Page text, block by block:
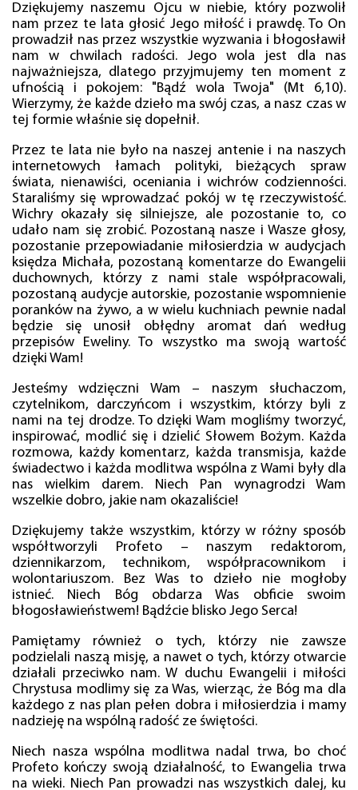
Dziękujemy naszemu Ojcu w niebie, który pozwolił
nam przez te lata głosić Jego miłość i prawdę. To On
prowadził nas przez wszystkie wyzwania i błogosławił
nam w chwilach radości. Jego wola jest dla nas
najważniejsza, dlatego przyjmujemy ten moment z
ufnością i pokojem: "Bądź wola Twoja" (Mt 6,10).
Wierzymy, że każde dzieło ma swój czas, a nasz czas w
tej formie właśnie się dopełnił.
Przez te lata nie było na naszej antenie i na naszych
internetowych łamach polityki, bieżących spraw
świata, nienawiści, oceniania i wichrów codzienności.
Staraliśmy się wprowadzać pokój w tę rzeczywistość.
Wichry okazały się silniejsze, ale pozostanie to, co
udało nam się zrobić. Pozostaną nasze i Wasze głosy,
pozostanie przepowiadanie miłosierdzia w audycjach
księdza Michała, pozostaną komentarze do Ewangelii
duchownych, którzy z nami stale współpracowali,
pozostaną audycje autorskie, pozostanie wspomnienie
poranków na żywo, a w wielu kuchniach pewnie nadal
będzie się unosił obłędny aromat dań według
przepisów Eweliny. To wszystko ma swoją wartość
dzięki Wam!
Jesteśmy wdzięczni Wam – naszym słuchaczom,
czytelnikom, darczyńcom i wszystkim, którzy byli z
nami na tej drodze. To dzięki Wam mogliśmy tworzyć,
inspirować, modlić się i dzielić Słowem Bożym. Każda
rozmowa, każdy komentarz, każda transmisja, każde
świadectwo i każda modlitwa wspólna z Wami były dla
nas wielkim darem. Niech Pan wynagrodzi Wam
wszelkie dobro, jakie nam okazaliście!
Dziękujemy także wszystkim, którzy w różny sposób
współtworzyli Profeto – naszym redaktorom,
dziennikarzom, technikom, współpracownikom i
wolontariuszom. Bez Was to dzieło nie mogłoby
istnieć. Niech Bóg obdarza Was obficie swoim
błogosławieństwem! Bądźcie blisko Jego Serca!
Pamiętamy również o tych, którzy nie zawsze
podzielali naszą misję, a nawet o tych, którzy otwarcie
działali przeciwko nam. W duchu Ewangelii i miłości
Chrystusa modlimy się za Was, wierząc, że Bóg ma dla
każdego z nas plan pełen dobra i miłosierdzia i mamy
nadzieję na wspólną radość ze świętości.
Niech nasza wspólna modlitwa nadal trwa, bo choć
Profeto kończy swoją działalność, to Ewangelia trwa
na wieki. Niech Pan prowadzi nas wszystkich dalej, ku